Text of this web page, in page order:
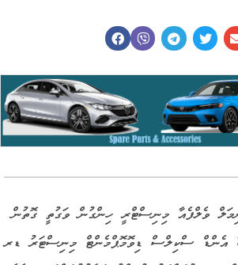
ވެލްފެއާ މިނިސްޓްރީ ހިންގުން ވަގުތީ ގޮތުން
އެންޑް ސްކިލްސް ޑިވޮމޮޕްމެންޓް މިނިސްޓަރު ޑރ